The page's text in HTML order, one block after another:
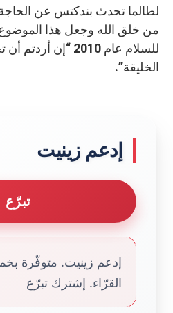
لطالما تحدث بندكتس عن الحاجة
من خلق الله وجعل هذا الموضوع
للسلام عام 2010
الخليقة.”
إدعم زينيت
تبرّع
إدعم زينيت. متوفّرة
القرّاء. إشترك تبرّع